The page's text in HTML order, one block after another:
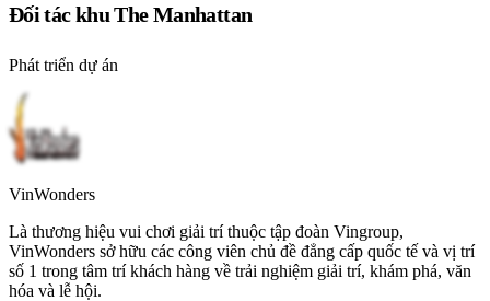
Đối tác khu The Manhattan
Phát triển dự án
VinWonders
Là thương hiệu vui chơi giải trí thuộc tập đoàn Vingroup,
VinWonders sở hữu các công viên chủ đề đẳng cấp quốc tế và vị trí
số 1 trong tâm trí khách hàng về trải nghiệm giải trí, khám phá, văn
hóa và lễ hội.